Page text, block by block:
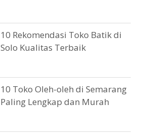
10 Rekomendasi Toko Batik di
Solo Kualitas Terbaik
10 Toko Oleh-oleh di Semarang
Paling Lengkap dan Murah